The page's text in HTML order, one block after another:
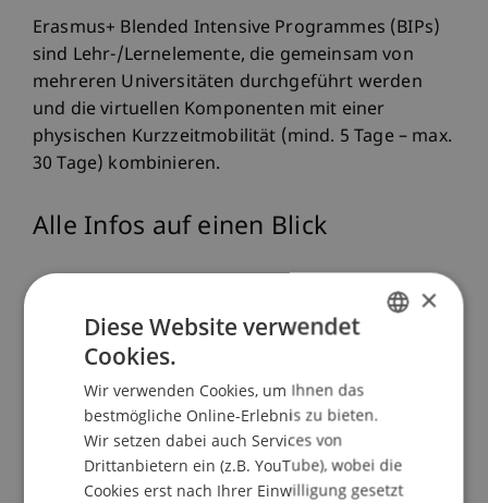
Erasmus+ Blended Intensive Programmes (BIPs)
sind Lehr-/Lernelemente, die gemeinsam von
mehreren Universitäten durchgeführt werden
und die virtuellen Komponenten mit einer
physischen Kurzzeitmobilität (mind. 5 Tage – max.
30 Tage) kombinieren.
Alle Infos auf einen Blick
Bewerbung
Stipendium
×
Diese Website verwendet
Cookies.
Wir verwenden Cookies, um Ihnen das
bestmögliche Online-Erlebnis zu bieten.
Wir setzen dabei auch Services von
Drittanbietern ein (z.B. YouTube), wobei die
Cookies erst nach Ihrer Einwilligung gesetzt